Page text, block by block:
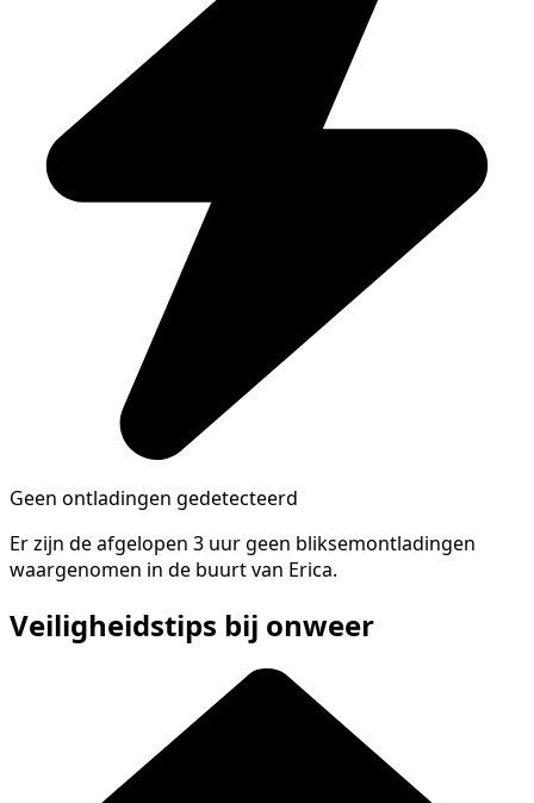
Geen ontladingen gedetecteerd
Er zijn de afgelopen 3 uur geen bliksemontladingen
waargenomen in de buurt van Erica.
Veiligheidstips bij onweer